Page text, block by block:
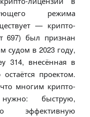
режима
— крипто-
697) был признан
судом в 2023 году,
314, внесённая в
проектом.
многим крипто-
быструю,
эффективную